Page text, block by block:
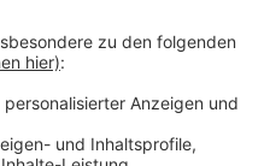
Umgebung sind
ihre Wasserabgabe